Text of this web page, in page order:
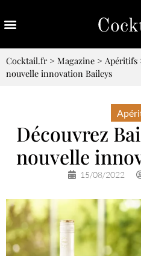
Cocktail.fr> Magazine > Apéritifs
nouvelle innovation Baileys
Découvrez
nouvelle
15/08/2022